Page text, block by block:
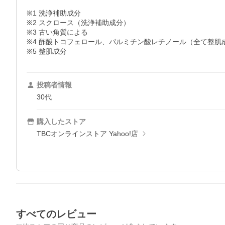
※1 洗浄補助成分
※2 スクロース（洗浄補助成分）
※3 古い角質による
※4 酢酸トコフェロール、パルミチン酸レチノール（全て整肌
※5 整肌成分
投稿者情報
30代
購入したストア
TBCオンラインストア Yahoo!店
すべてのレビュー